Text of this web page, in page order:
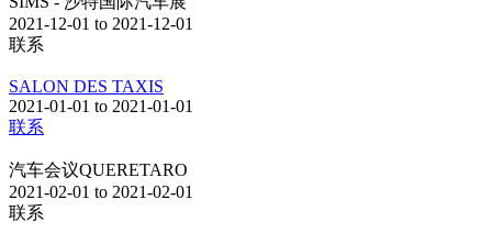
2021-12-01 to 2021-12-01
联系
SALON DES TAXIS
2021-01-01 to 2021-01-01
联系
汽车会议QUERETARO
2021-02-01 to 2021-02-01
联系